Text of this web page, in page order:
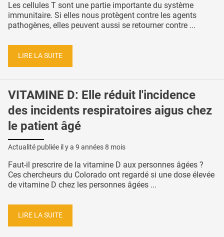
Les cellules T sont une partie importante du système
immunitaire. Si elles nous protègent contre les agents
pathogènes, elles peuvent aussi se retourner contre ...
LIRE LA SUITE
VITAMINE D: Elle réduit l'incidence
des incidents respiratoires aigus chez
le patient âgé
Actualité publiée il y a 9 années 8 mois
Faut-il prescrire de la vitamine D aux personnes âgées ?
Ces chercheurs du Colorado ont regardé si une dose élevée
de vitamine D chez les personnes âgées ...
LIRE LA SUITE